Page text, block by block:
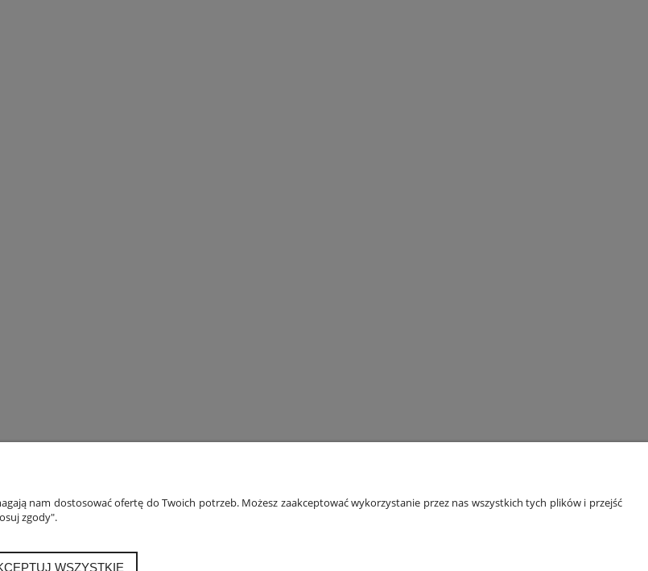
PŁATNOŚCI I DOSTAWA
Czas realizacji zamówienia
INFORMACJE O NAS
nam dostosować ofertę do Twoich potrzeb. Możesz zaakceptować wykorzystanie przez nas wszystkich tych plików i przejść
zgody".
WSZYSTKIE